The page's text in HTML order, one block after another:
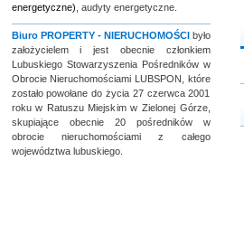
energetyczne) , audyty energetyczne.
Biuro PROPERTY - NIERUCHOMOŚCIbyło
założycielem i jest obecnie członkiem
Lubuskiego Stowarzyszenia Pośredników w
Obrocie Nieruchomościami LUBSPON, które
zostało powołane do życia 27 czerwca 2001
roku w Ratuszu Miejskim w Zielonej Górze,
skupiające obecnie 20 pośredników w
obrocie nieruchomościami z całego
województwa lubuskiego.